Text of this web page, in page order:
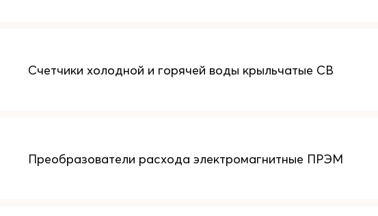
Счетчики холодной и горячей воды крыльчатые СВ
Преобразователи расхода электромагнитные ПРЭМ